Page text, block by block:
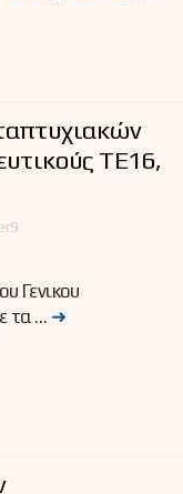
ΤΕ16,
Γενικου
τα … ➜